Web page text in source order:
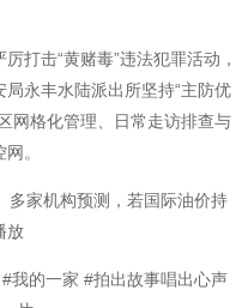
击“黄赌毒”违法犯罪活动，
永丰水陆派出所坚持“主防优
网格化管理、日常走访排查与
。
家机构预测，若国际油价持
放
的一家 #拍出故事唱出心声